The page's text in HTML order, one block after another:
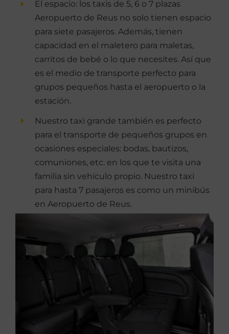
El espacio: los taxis de 5, 6 o 7 plazas
Aeropuerto de Reus no solo tienen espacio
para siete pasajeros. Además, tienen
capacidad en el maletero para maletas,
carritos de bebé o lo que necesites. Así que
es el medio de transporte perfecto para
grupos pequeños hasta el aeropuerto o la
estación.
Nuestro taxi grande también es perfecto
para el transporte de pequeños grupos en
ocasiones especiales: bodas, bautizos,
comuniones, etc. en los que te visita una
familia sin vehículo propio. Nuestro taxi
para hasta 7 pasajeros es como un minibús
en Aeropuerto de Reus.